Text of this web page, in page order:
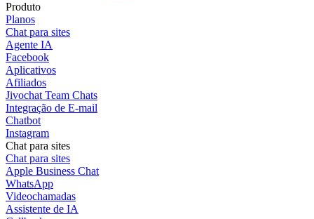
Produto
Planos
Chat para sites
Agente IA
Facebook
Aplicativos
Afiliados
Jivochat Team Chats
Integração de E-mail
Chatbot
Instagram
Chat para sites
Chat para sites
Apple Business Chat
WhatsApp
Videochamadas
Assistente de IA